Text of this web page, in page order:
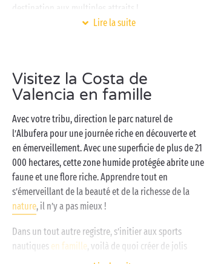
destination aux multiples attraits !
vous attend : espace aquatique avecpiscine chauffée
, accès direct à la mer, hébergements confortables
clubs enfants gratuits, animations en journée et
spectacles en soirée. De quoi créer son programme
100% sur-mesure en toute liberté !
Lire la suite
Visitez la Costa de
Valencia en famille
Avec votre tribu, direction le parc naturel de
l’Albufera pour une journée riche en découverte et
en émerveillement. Avec une superficie de plus de 21
000 hectares, cette zone humide protégée abrite une
faune et une flore riche. Apprendre tout en
s’émerveillant de la beauté et de la richesse de la
nature, il n’y a pas mieux !
Dans un tout autre registre, s’initier aux sports
nautiques en famille, voilà de quoi créer de jolis